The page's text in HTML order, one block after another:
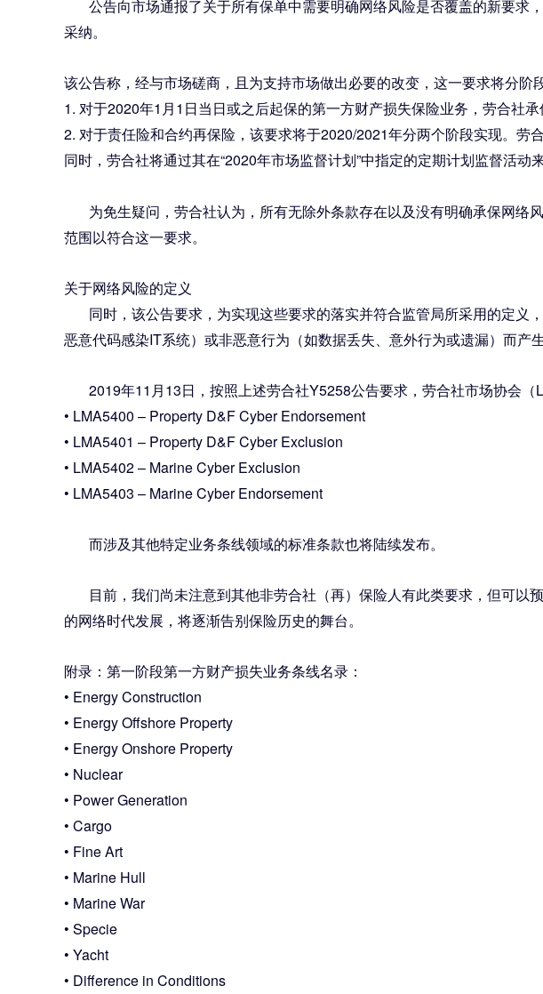
公告向市场通报了关于所有保单中需要明确网络风险是否覆盖的新要求
采纳。
该公告称，经与市场磋商，且为支持市场做出必要的改变，这一要求将分阶
1. 对于2020年1月1日当日或之后起保的第一方财产损失保险业务，劳合社
2. 对于责任险和合约再保险，该要求将于2020/2021年分两个阶段实现。劳
同时，劳合社将通过其在“2020年市场监督计划”中指定的定期计划监督活动
为免生疑问，劳合社认为，所有无除外条款存在以及没有明确承保网络
范围以符合这一要求。
关于网络风险的定义
同时，该公告要求，为实现这些要求的落实并符合监管局所采用的定义
恶意代码感染IT系统）或非恶意行为（如数据丢失、意外行为或遗漏）而产
2019年11月13日，按照上述劳合社Y5258公告要求，劳合社市场协会（
• LMA5400 – Property D&F Cyber Endorsement
• LMA5401 – Property D&F Cyber Exclusion
• LMA5402 – Marine Cyber Exclusion
• LMA5403 – Marine Cyber Endorsement
而涉及其他特定业务条线领域的标准条款也将陆续发布。
目前，我们尚未注意到其他非劳合社（再）保险人有此类要求，但可以
的网络时代发展，将逐渐告别保险历史的舞台。
附录：第一阶段第一方财产损失业务条线名录：
• Energy Construction
• Energy Offshore Property
• Energy Onshore Property
• Nuclear
• Power Generation
• Cargo
• Fine Art
• Marine Hull
• Marine War
• Specie
• Yacht
• Difference in Conditions